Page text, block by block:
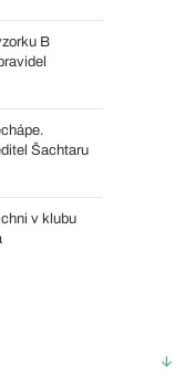
B
Šachtaru
v klubu